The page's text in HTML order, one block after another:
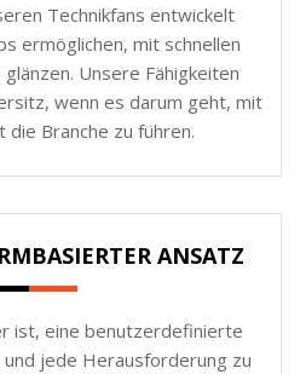
Technikfans entwickelt
ermöglichen, mit schnellen
Unsere Fähigkeiten
wenn es darum geht, mit
die Branche zu führen.
ANSATZ
ist, eine benutzerdefinierte
jede Herausforderung zu